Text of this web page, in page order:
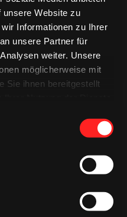
unsere Website zu
Informationen zu Ihrer
unsere Partner für
weiter. Unsere
möglicherweise mit
Sie ihnen bereitgestellt